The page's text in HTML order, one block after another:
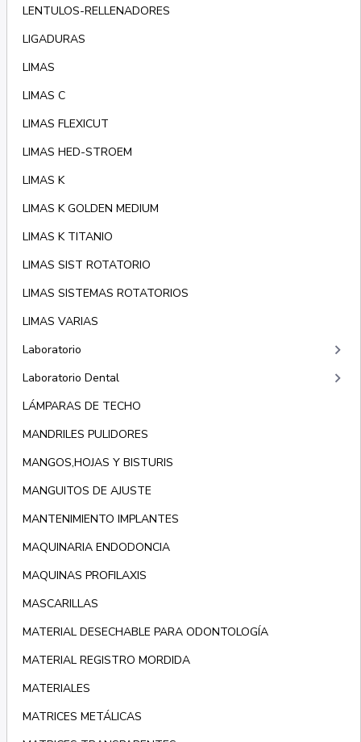
LENTULOS-RELLENADORES
LIGADURAS
LIMAS
LIMAS C
LIMAS FLEXICUT
LIMAS HED-STROEM
LIMAS K
LIMAS K GOLDEN MEDIUM
LIMAS K TITANIO
LIMAS SIST ROTATORIO
LIMAS SISTEMAS ROTATORIOS
LIMAS VARIAS
Laboratorio
keyboard_arrow_right
Laboratorio Dental keyboard_arrow_right
LÁMPARAS DE TECHO
MANDRILES PULIDORES
MANGOS,HOJAS Y BISTURIS
MANGUITOS DE AJUSTE
MANTENIMIENTO IMPLANTES
MAQUINARIA ENDODONCIA
MAQUINAS PROFILAXIS
MASCARILLAS
MATERIAL DESECHABLE PARA ODONTOLOGÍA
MATERIAL REGISTRO MORDIDA
MATERIALES
MATRICES METÁLICAS